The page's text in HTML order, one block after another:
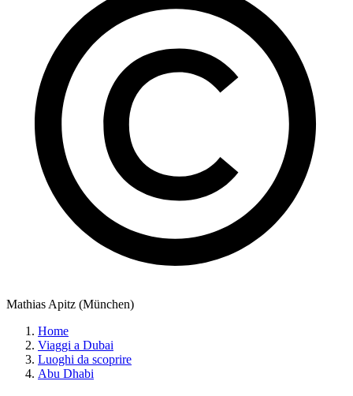
Mathias Apitz (München)
Home
Viaggi a Dubai
Luoghi da scoprire
Abu Dhabi